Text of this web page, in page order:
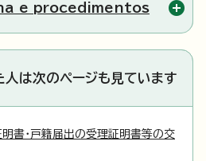
e procedimentos
人は次のページも見ています
明書・戸籍届出の受理証明書等の交